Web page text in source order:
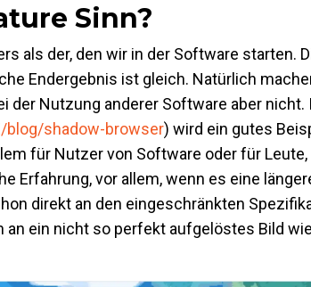
Sinn?
als der, den wir in der Software starten.
Endergebnis ist gleich. Natürlich
der Nutzung anderer Software aber
blog/shadow-browser) wird ein gutes
für Nutzer von Software oder für
Erfahrung, vor allem, wenn es eine
direkt an den eingeschränkten
ein nicht so perfekt aufgelöstes Bild